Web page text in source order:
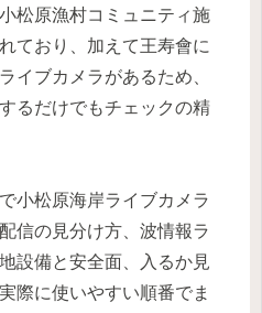
松原漁村コミュニティ施
ており、加えて王寿會に
イブカメラがあるため、
るだけでもチェックの精
小松原海岸ライブカメラ
信の見分け方、波情報ラ
設備と安全面、入るか見
際に使いやすい順番でま